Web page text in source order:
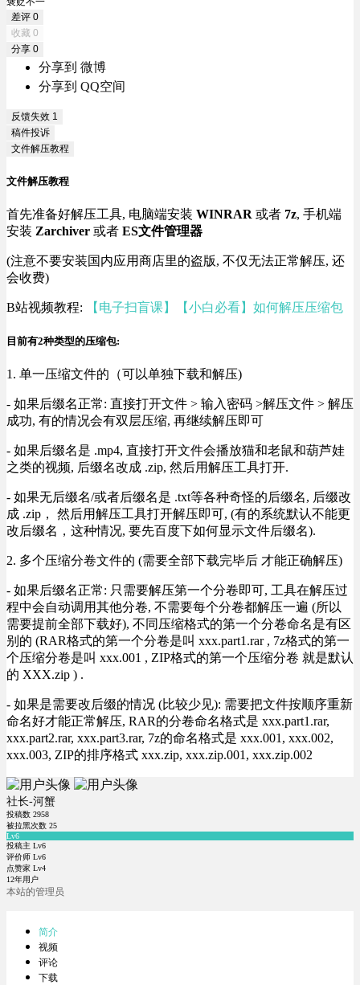
差评 0
收藏 0
分享 0
分享到 微博
分享到 QQ空间
反馈失效 1
稿件投诉
文件解压教程
文件解压教程
首先准备好解压工具, 电脑端安装 WINRAR 或者 7z, 手机端
安装 Zarchiver 或者 ES文件管理器
(注意不要安装国内应用商店里的盗版, 不仅无法正常解压, 还
会收费)
B站视频教程: 【电子扫盲课】【小白必看】如何解压压缩包
目前有2种类型的压缩包:
1. 单一压缩文件的（可以单独下载和解压)
- 如果后缀名正常: 直接打开文件 > 输入密码 >解压文件 > 解压
成功, 有的情况会有双层压缩, 再继续解压即可
- 如果后缀名是 .mp4, 直接打开文件会播放猫和老鼠和葫芦娃
之类的视频, 后缀名改成 .zip, 然后用解压工具打开.
- 如果无后缀名/或者后缀名是 .txt等各种奇怪的后缀名, 后缀改
成 .zip， 然后用解压工具打开解压即可, (有的系统默认不能更
改后缀名，这种情况, 要先百度下如何显示文件后缀名).
2. 多个压缩分卷文件的 (需要全部下载完毕后 才能正确解压)
- 如果后缀名正常: 只需要解压第一个分卷即可, 工具在解压过
程中会自动调用其他分卷, 不需要每个分卷都解压一遍 (所以
需要提前全部下载好), 不同压缩格式的第一个分卷命名是有区
别的 (RAR格式的第一个分卷是叫 xxx.part1.rar , 7z格式的第一
个压缩分卷是叫 xxx.001 , ZIP格式的第一个压缩分卷 就是默认
的 XXX.zip ) .
- 如果是需要改后缀的情况 (比较少见): 需要把文件按顺序重新
命名好才能正常解压, RAR的分卷命名格式是 xxx.part1.rar,
xxx.part2.rar, xxx.part3.rar, 7z的命名格式是 xxx.001, xxx.002,
xxx.003, ZIP的排序格式 xxx.zip, xxx.zip.001, xxx.zip.002
社长-河蟹
投稿数 2958
被拉黑次数 25
Lv6
投稿主 Lv6
评价师 Lv6
点赞家 Lv4
12年用户
本站的管理员
简介
视频
评论
下载